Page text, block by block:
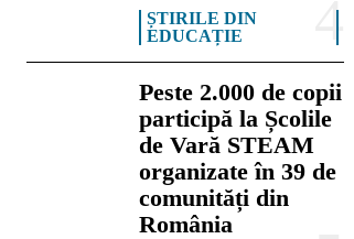
ȘTIRILE DIN
EDUCAȚIE
Peste 2.000 de copii
participă la Școlile
de Vară STEAM
organizate în 39 de
comunități din
România